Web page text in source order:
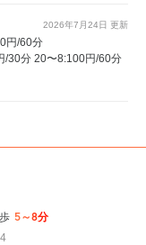
2026年7月24日 更新
円/60分
/30分 20〜8:100円/60分
5～8分